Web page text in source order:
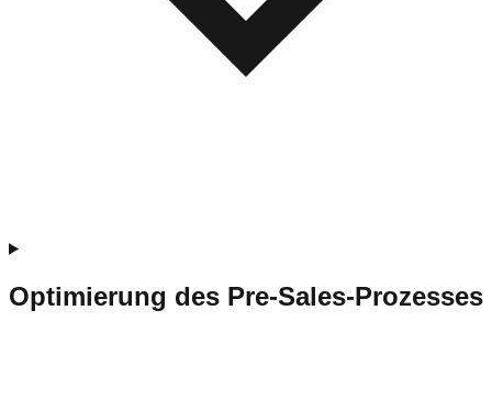
Optimierung des Pre-Sales-Prozesses